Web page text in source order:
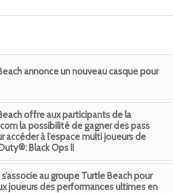
annonce un nouveau casque pour
offre aux participants de la
la possibilité de gagner des pass
accéder à l’espace multi joueurs de
Black Ops II
au groupe Turtle Beach pour
joueurs des performances ultimes en